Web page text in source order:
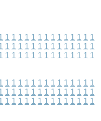
1 1 1 1 1 1 1 1 1 1 1 1 1 1
1 1 1 1 1 1 1 1 1 1 1 1 1 1
1 1 1 1 1 1 1 1 1 1 1 1 1 1
1 1 1 1 1 1 1 1 1 1 1 1 1 1
1 1 1 1 1 1 1 1 1 1 1 1 1 1
1 1 1 1 1 1 1 1 1 1 1 1 1 1